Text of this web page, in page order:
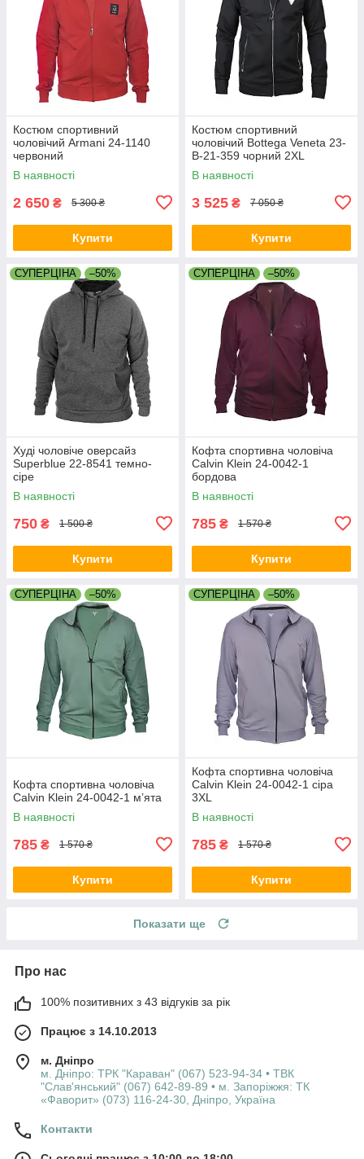
Костюм спортивний
чоловічий Armani 24-1140
червоний
В наявності
2 650 ₴ 5 300 ₴
Купити
Костюм спортивний
чоловічий Bottega Veneta 23-
B-21-359 чорний 2XL
В наявності
3 525 ₴ 7 050 ₴
Купити
СУПЕРЦІНА –50%
Худі чоловіче оверсайз
Superblue 22-8541 темно-
сіре
В наявності
750 ₴ 1 500 ₴
Купити
СУПЕРЦІНА –50%
Кофта спортивна чоловіча
Calvin Klein 24-0042-1
бордова
В наявності
785 ₴ 1 570 ₴
Купити
СУПЕРЦІНА –50%
Кофта спортивна чоловіча
Calvin Klein 24-0042-1 м’ята
В наявності
785 ₴ 1 570 ₴
Купити
СУПЕРЦІНА –50%
Кофта спортивна чоловіча
Calvin Klein 24-0042-1 сіра
3XL
В наявності
785 ₴ 1 570 ₴
Купити
Показати ще
Про нас
100% позитивних з 43 відгуків за рік
Працює з 14.10.2013
м. Дніпро
м. Дніпро: ТРК "Караван" (067) 523-94-34 • ТВК
"Слав'янський" (067) 642-89-89 • м. Запоріжжя: ТК
«Фаворит» (073) 116-24-30, Дніпро, Україна
Контакти